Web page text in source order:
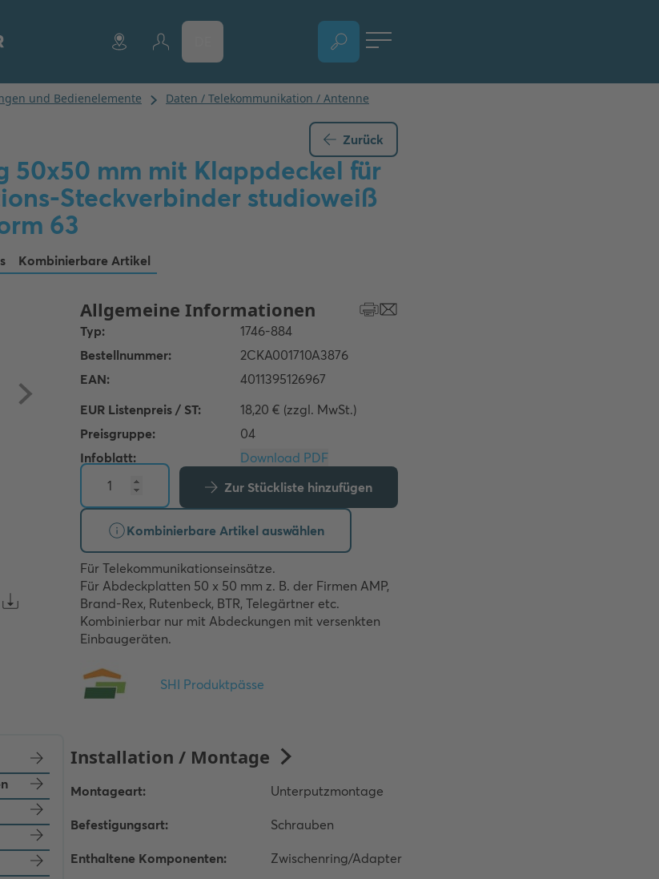
Zurück
50x50 mm mit Klappdeckel für
Steckverbinder studioweiß
63
Kombinierbare Artikel
EUR Listenpreis / ST:
18,20 € (zzgl. MwSt.)
Preisgruppe:
04
Infoblatt:
Download PDF
Zur Stückliste hinzufügen
Kombinierbare Artikel auswählen
Für Telekommunikationseinsätze.
Für Abdeckplatten 50 x 50 mm z. B. der Firmen AMP,
Brand-Rex, Rutenbeck, BTR, Telegärtner etc.
Kombinierbar nur mit Abdeckungen mit versenkten
Einbaugeräten.